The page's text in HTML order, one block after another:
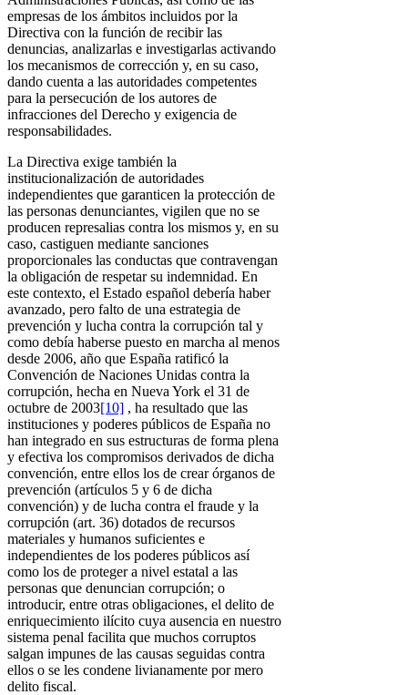
empresas de los ámbitos incluidos por la
Directiva con la función de recibir las
denuncias, analizarlas e investigarlas activando
los mecanismos de corrección y, en su caso,
dando cuenta a las autoridades competentes
para la persecución de los autores de
infracciones del Derecho y exigencia de
responsabilidades.
La Directiva exige también la
institucionalización de autoridades
independientes que garanticen la protección de
las personas denunciantes, vigilen que no se
producen represalias contra los mismos y, en su
caso, castiguen mediante sanciones
proporcionales las conductas que contravengan
la obligación de respetar su indemnidad. En
este contexto, el Estado español debería haber
avanzado, pero falto de una estrategia de
prevención y lucha contra la corrupción tal y
como debía haberse puesto en marcha al menos
desde 2006, año que España ratificó la
Convención de Naciones Unidas contra la
corrupción, hecha en Nueva York el 31 de
octubre de 2003[10] , ha resultado que las
instituciones y poderes públicos de España no
han integrado en sus estructuras de forma plena
y efectiva los compromisos derivados de dicha
convención, entre ellos los de crear órganos de
prevención (artículos 5 y 6 de dicha
convención) y de lucha contra el fraude y la
corrupción (art. 36) dotados de recursos
materiales y humanos suficientes e
independientes de los poderes públicos así
como los de proteger a nivel estatal a las
personas que denuncian corrupción; o
introducir, entre otras obligaciones, el delito de
enriquecimiento ilícito cuya ausencia en nuestro
sistema penal facilita que muchos corruptos
salgan impunes de las causas seguidas contra
ellos o se les condene livianamente por mero
delito fiscal.